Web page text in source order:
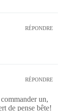
RÉPONDRE
RÉPONDRE
un,
de pense bête!